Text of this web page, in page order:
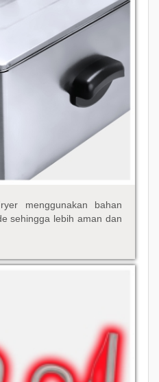
menggunakan bahan
sehingga lebih aman dan